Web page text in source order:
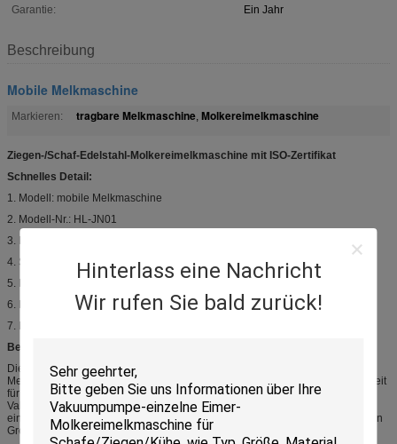
Hinterlass eine Nachricht
Wir rufen Sie bald zurück!
Garantie:
Ein Jahr
Beschreibung
Mobile Melkmaschine
Markieren: tragbare Melkmaschine, Molkereimelkmaschine
Ziegen-/Schaf-Edelstahl-Molkereimelkmaschine mit ISO-Zertifikat
Schnelles Detail:
1. Modell: mobile Melkmaschine
2. Modell-Nr.: HL-JN01
3. Marke: HL
4. Spannung: 220V/50Hz
5. Einzelner Melkeimer
6. Mit CER-Zertifikat
7. Mit ISO-Zertifikat
Beschreibung:
Diese Art mobile Melkmaschine ist die elektrische mit Motorantrieb
Melkmaschine (HL-JN01). Sie ist für 10-12 Molkereien pro Stunde, die Melkzeit
für jede Kuh ist 5 bis 6 Minuten bestimmt. Die Maschine enthält regulastor
Vakuum der Vakuumpumpe- (250L), Aluminiumlegierung, Vakuummeter,
einzelne Eimer- (25 metrische Liter, Edelstahl), 1 x 4melkschalen und milk den
Greifer (240CC) und milk Pulsator (L80), Milchzwischenlage etc.